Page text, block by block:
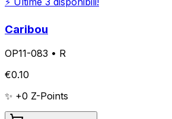
Caribou
OP11-083 • R
€0.10
✨ +0 Z-Points